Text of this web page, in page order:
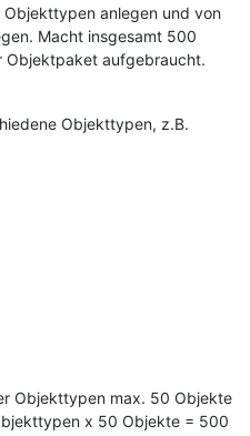
anlegen und von
Macht insgesamt 500
Objektpaket aufgebraucht.
Objekttypen, z.B.
Objekttypen max. 50 Objekte
x 50 Objekte = 500